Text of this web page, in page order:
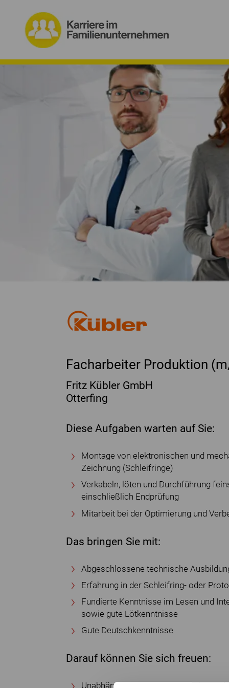
Facharbeiter Produktion
Fritz Kübler GmbH
Otterfing
Diese Aufgaben warten auf Sie:
Montage von elektronischen und
Zeichnung (Schleifringe)
Verkabeln, löten und Durchführung
einschließlich Endprüfung
Mitarbeit bei der Optimierung und
Das bringen Sie mit:
Abgeschlossene technische
Erfahrung in der Schleifring- oder
Fundierte Kenntnisse im Lesen und
sowie gute Lötkenntnisse
Gute Deutschkenntnisse
Darauf können Sie sich freuen:
Unabhängiges Familienunternehmen,